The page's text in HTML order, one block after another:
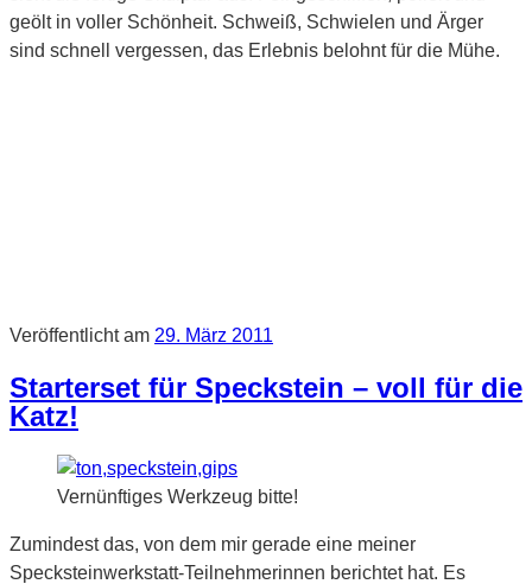
geölt in voller Schönheit. Schweiß, Schwielen und Ärger
sind schnell vergessen, das Erlebnis belohnt für die Mühe.
Veröffentlicht am 29. März 2011
Starterset für Speckstein – voll für die
Katz!
Vernünftiges Werkzeug bitte!
Zumindest das, von dem mir gerade eine meiner
Specksteinwerkstatt-Teilnehmerinnen berichtet hat. Es